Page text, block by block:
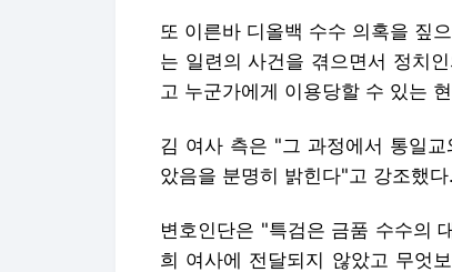
또 이른바 디올백 수수 의혹을 짚
는 일련의 사건을 겪으면서 정치
고 누군가에게 이용당할 수 있는
김 여사 측은 "그 과정에서 통일
았음을 분명히 밝힌다"고 강조했다.
변호인단은 "특검은 금품 수수의
희 여사에 전달되지 않았고 무엇